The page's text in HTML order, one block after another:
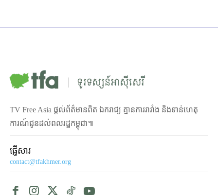
TV Free Asia ផ្ដល់ព័ត៌មានពិត ឯករាជ្យ គ្មានការរារាំង និងទាន់ហេតុ
ការណ៍ជូនដល់ពលរដ្ឋកម្ពុជា៕
ផ្ញើសារ
contact@tfakhmer.org